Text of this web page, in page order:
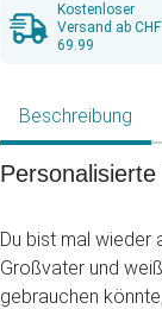
Kostenloser
Versand ab CHF
69.99
Beschreibung
Du bist mal wieder
Großvater und
gebrauchen